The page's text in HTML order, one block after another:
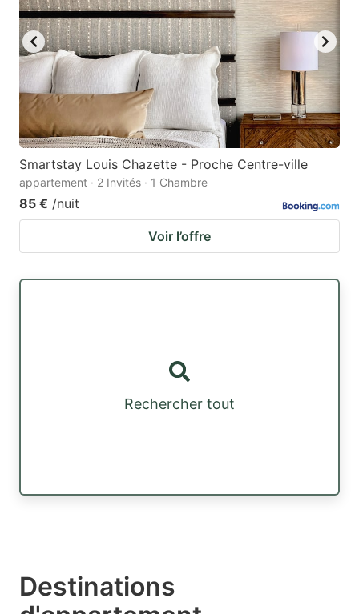
Smartstay Louis Chazette - Proche Centre-ville
appartement · 2 Invités · 1 Chambre
85 € /nuit
Voir l’offre
Rechercher tout
Destinations